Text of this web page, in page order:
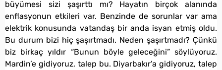
büyümesi sizi şaşırttı mı? Hayatın birçok alanında
enflasyonun etkileri var. Benzinde de sorunlar var ama
elektrik konusunda vatandaş bir anda isyan etmiş oldu.
Bu durum bizi hiç şaşırtmadı. Neden şaşırtmadı? Çünkü
biz birkaç yıldır “Bunun böyle geleceğini” söylüyoruz.
Mardin’e gidiyoruz, talep bu. Diyarbakır’a gidiyoruz, talep